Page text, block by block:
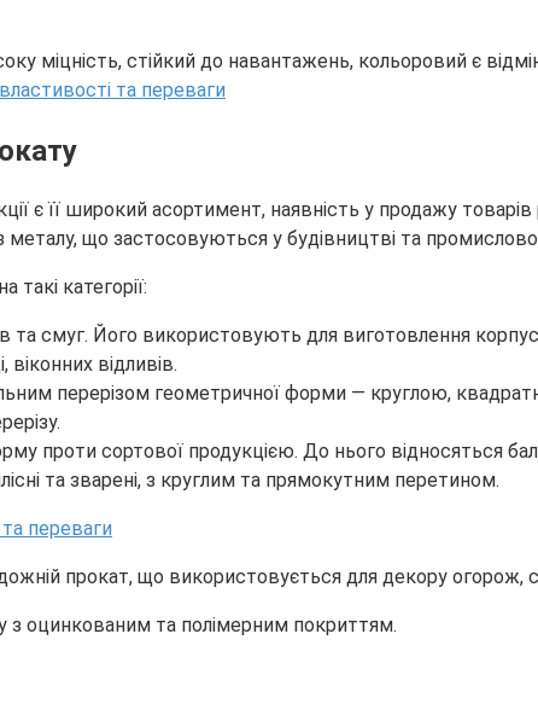
міцність, стійкий до навантажень, кольоровий є
є її широкий асортимент, наявність у продажу товарів
що застосовуються у будівництві та
категорії:
та смуг. Його використовують для виготовлення
відливів.
перерізом геометричної форми — круглою,
проти сортової продукцією. До нього відносяться
та зварені, з круглим та прямокутним перетином.
прокат, що використовується для декору огорож,
з оцинкованим та полімерним покриттям.